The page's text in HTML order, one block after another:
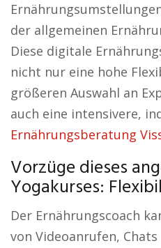
der allgemeinen
Diese digitale
nicht nur eine hohe
größeren Auswahl an
auch eine intensivere,
Ernährungsberatung
Vorzüge dieses
Yogakurses:
Der Ernährungscoach
von Videoanrufen,